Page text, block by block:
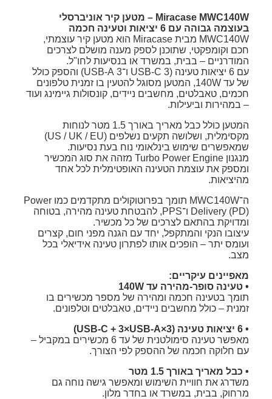
Miracase MWC140W – מטען קיר אוניברסלי
בעוצמה גבוהה עם 6 יציאות וטעינה חכמה
MWC140W מבית Miracase הוא מטען קיר עוצמתי,
חכם וקומפקטי, שתוכנן לספק מענה מושלם לצרכים
המודרניים – בבית, במשרד או בנסיעות לחו"ל.
עם 6 יציאות טעינה (3 USB-C ו־3 USB-A) והספק כולל
של עד 140W, המטען מסוגל להטעין בו זמנית טלפונים
חכמים, טאבלטים, מחשבים ניידים, קונסולות גיימינג ועוד
– במהירות וביעילות.
המטען כולל כבל מאריך באורך 1.5 מטר לנוחות
מקסימלית, ושלושה תקעים נשלפים (US / UK / EU)
שמאפשרים שימוש בינלאומי נוח בעת נסיעות.
מנגנון Turbo Power Engine מזהה את סוג המכשיר
ומספק את עוצמת הטעינה האופטימלית לכל אחד
מהיציאות.
ה־MWC140W תומך בפרוטוקולים מתקדמים כמו Power
Delivery (PD) ו־PPS, להבטחת טעינה מהירה, בטוחה
ומדויקת בהתאם לצרכים של כל מכשיר.
עיצובו הנקי והמתקפל, יחד עם הגנה מפני חום, קצרים
ועומס יתר – הופכים אותו לפתרון טעינה אידיאלי בכל
מצב.
מאפיינים עיקריים:
• טעינה סופר-מהירה עד 140W
תומך בטעינה חכמה ומהירה של מספר מכשירים בו
זמנית – כולל מחשבים ניידים, טאבלטים וטלפונים.
• 6 יציאות טעינה (3×USB-C + 3×USB-A)
מאפשר טעינה סימולטנית של עד 6 מכשירים במקביל –
עם חלוקה חכמה של ההספק לפי הצורך.
• כבל מאריך באורך 1.5 מטר
משדרג את חוויית השימוש ומאפשר גישה נוחה גם
מרחוק, בבית, במשרד או בחדר מלון.